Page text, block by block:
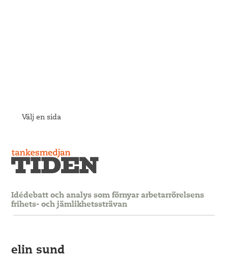
Välj en sida
Idédebatt och analys som förnyar arbetarrörelsens
frihets- och jämlikhetssträvan
elin sund